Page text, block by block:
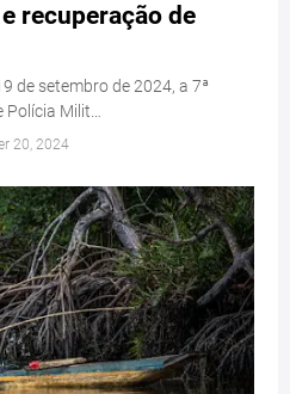
recuperação de
de setembro de 2024, a 7ª
Polícia Milit…
20, 2024